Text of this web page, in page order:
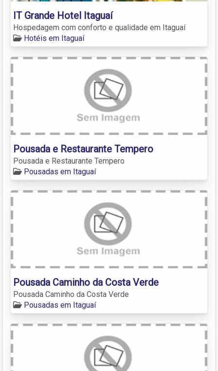
IT Grande Hotel Itaguaí
Hospedagem com conforto e qualidade em Itaguaí
Hotéis em Itaguaí
Pousada e Restaurante Tempero
Pousada e Restaurante Tempero
Pousadas em Itaguaí
Pousada Caminho da Costa Verde
Pousada Caminho da Costa Verde
Pousadas em Itaguaí